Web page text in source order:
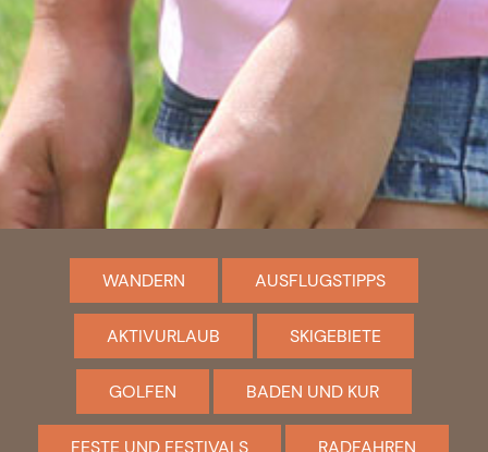
WANDERN AUSFLUGSTIPPS
AKTIVURLAUB SKIGEBIETE
GOLFEN BADEN UND KUR
FESTE UND FESTIVALS RADFAHREN